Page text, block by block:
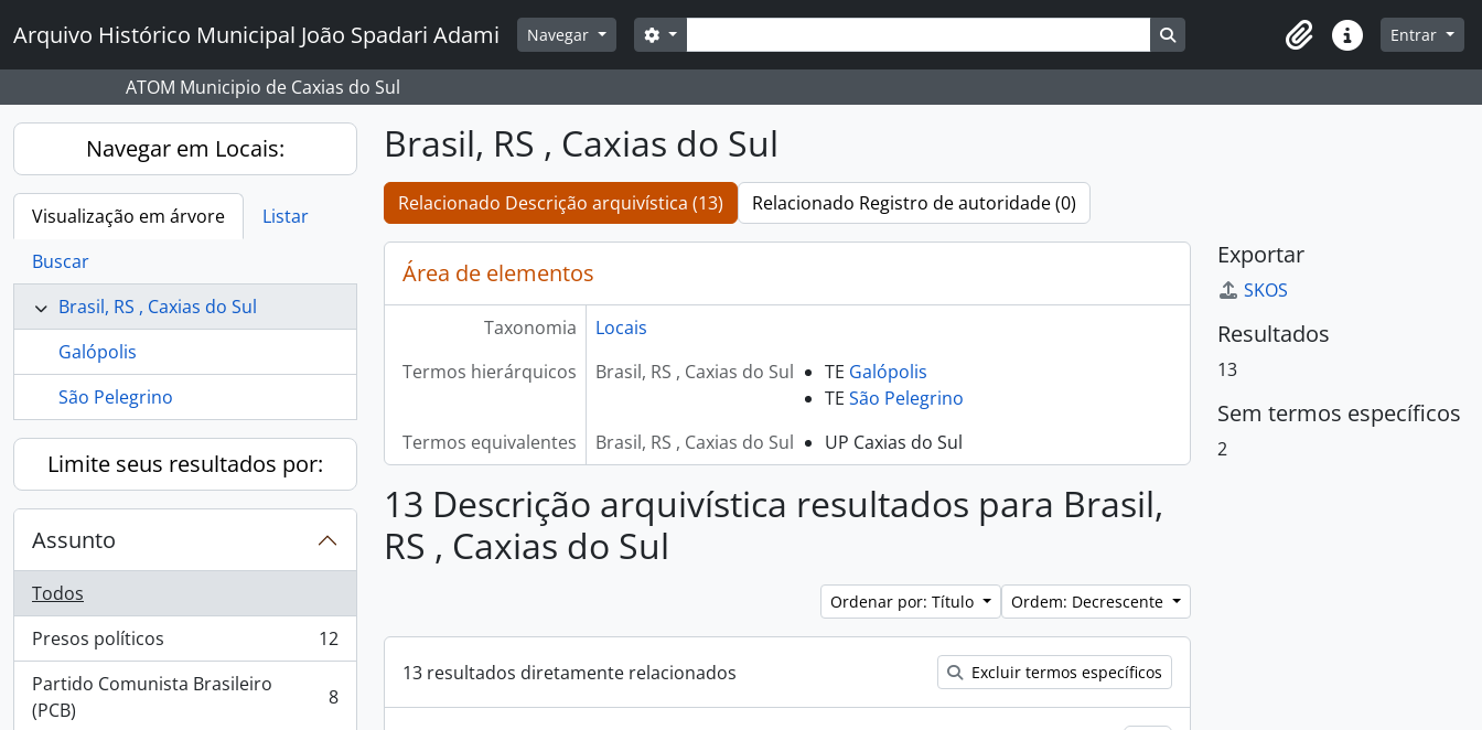
Arquivo Histórico Municipal João Spadari Adami Navegar Buscar
Opções de busca Busque na página de navegação
Atalhos Entrar
ATOM Municipio de Caxias do Sul
Navegar em Locais:
Visualização em árvore
Listar
Buscar
Brasil, RS , Caxias do Sul
Galópolis
São Pelegrino
Limite seus resultados por:
Assunto
Todos
Presos políticos
, 12 resultados
12
Partido Comunista Brasileiro
(PCB)
, 8 resultados 8
Brasil, RS , Caxias do Sul
Relacionado Descrição arquivística (13) Relacionado Registro de autoridade (0)
Área de elementos
Taxonomia
Locais
Termos hierárquicos
Brasil, RS , Caxias do Sul TE Galópolis
TE São Pelegrino
Termos equivalentes
Brasil, RS , Caxias do Sul UP Caxias do Sul
13 Descrição arquivística resultados para Brasil,
RS , Caxias do Sul
Ordenar por: Título Ordem: Decrescente
13 resultados diretamente relacionados Excluir termos específicos
Exportar
SKOS
Resultados
13
Sem termos específicos
2